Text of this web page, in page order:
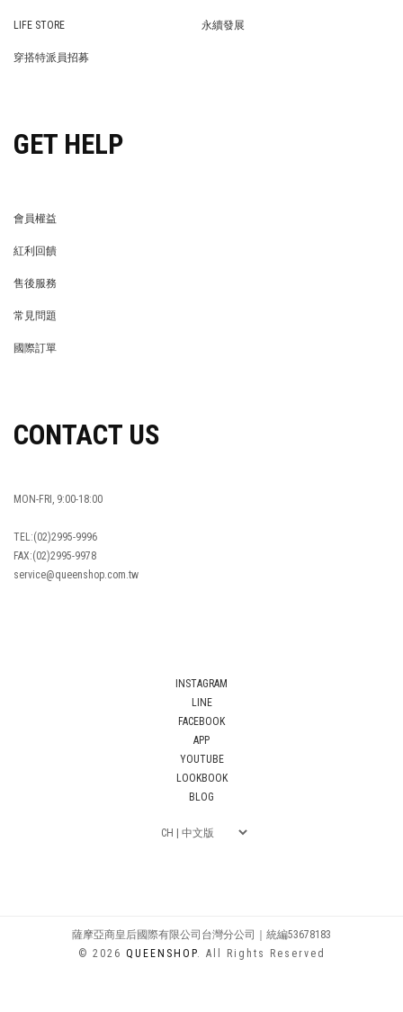
LIFE STORE
永續發展
穿搭特派員招募
GET HELP
會員權益
紅利回饋
售後服務
常見問題
國際訂單
CONTACT US
MON-FRI, 9:00-18:00
TEL:(02)2995-9996
FAX:(02)2995-9978
service@queenshop.com.tw
INSTAGRAM
LINE
FACEBOOK
APP
YOUTUBE
LOOKBOOK
BLOG
薩摩亞商皇后國際有限公司台灣分公司｜統編53678183
© 2026 QUEENSHOP. All Rights Reserved